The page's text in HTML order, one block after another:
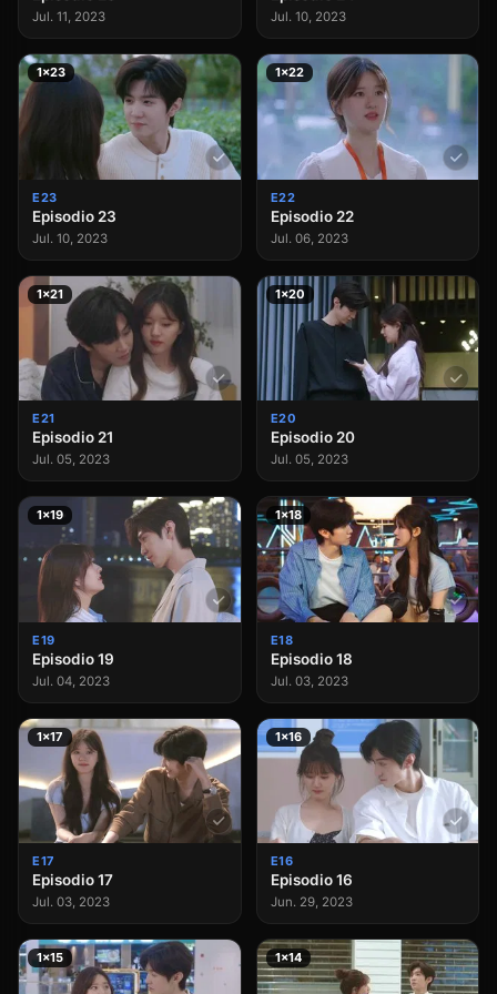
Jul. 11, 2023 Jul. 10, 2023
1×23
E23
Episodio 23
Jul. 10, 2023
1×22
E22
Episodio 22
Jul. 06, 2023
1×21
E21
Episodio 21
Jul. 05, 2023
1×20
E20
Episodio 20
Jul. 05, 2023
1×19
E19
Episodio 19
Jul. 04, 2023
1×18
E18
Episodio 18
Jul. 03, 2023
1×17
E17
Episodio 17
Jul. 03, 2023
1×16
E16
Episodio 16
Jun. 29, 2023
1×15 1×14